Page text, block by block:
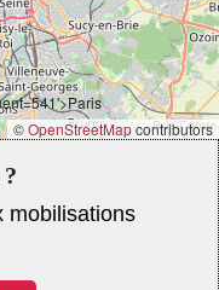
©OpenStreetMapcontributors
mobilisations